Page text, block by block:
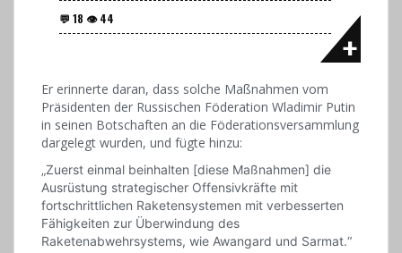
Er erinnerte daran, dass solche Maßnahmen vom
Präsidenten der Russischen Föderation Wladimir Putin
in seinen Botschaften an die Föderationsversammlung
dargelegt wurden, und fügte hinzu:
„Zuerst einmal beinhalten [diese Maßnahmen] die
Ausrüstung strategischer Offensivkräfte mit
fortschrittlichen Raketensystemen mit verbesserten
Fähigkeiten zur Überwindung des
Raketenabwehrsystems, wie Awangard und Sarmat.“